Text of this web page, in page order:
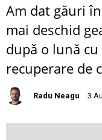
Am dat găuri
mai deschid
după o lună
recuperare de
Radu Neagu 3